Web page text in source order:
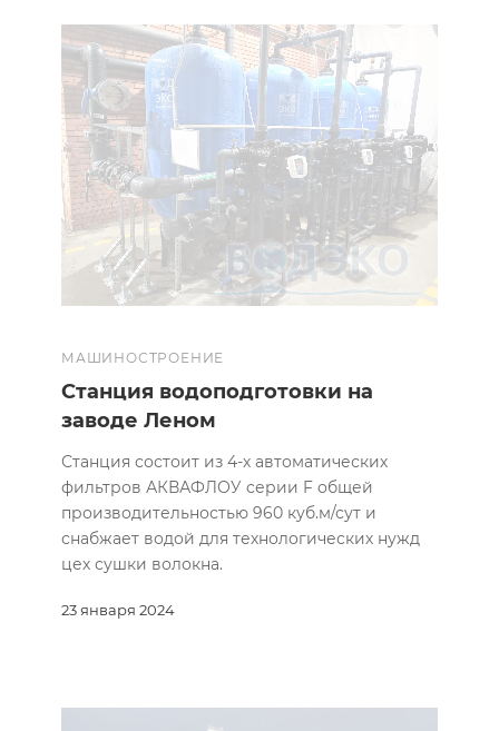
МАШИНОСТРОЕНИЕ
23 января 2024
Станция водоподготовки на
заводе Леном
Станция состоит из 4-х автоматических
фильтров АКВАФЛОУ серии F общей
производительностью 960 куб.м/сут и
снабжает водой для технологических нужд
цех сушки волокна.